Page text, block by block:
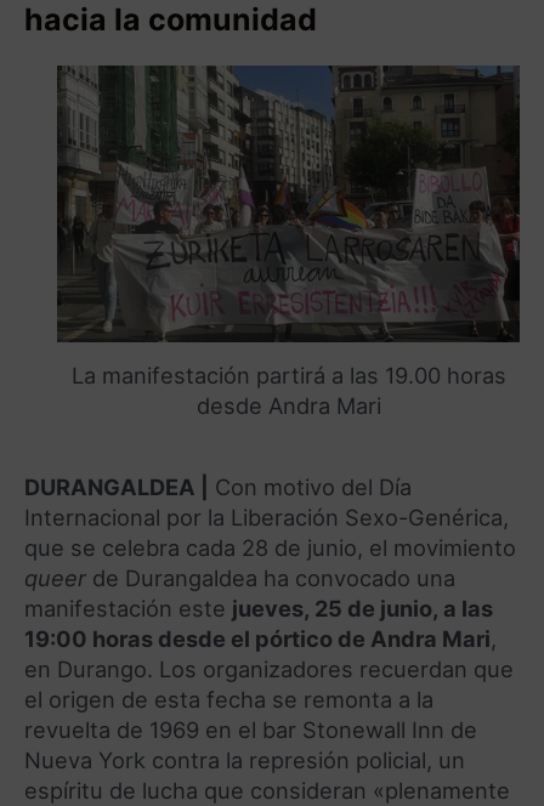
hacia la comunidad
La manifestación partirá a las 19.00 horas
desde Andra Mari
DURANGALDEA |
Con motivo del Día
Internacional por la Liberación Sexo-Genérica,
que se celebra cada 28 de junio, el movimiento
queer de Durangaldea ha convocado una
manifestación este jueves, 25 de junio, a las
19:00 horas desde el pórtico de Andra Mari,
en Durango. Los organizadores recuerdan que
el origen de esta fecha se remonta a la
revuelta de 1969 en el bar Stonewall Inn de
Nueva York contra la represión policial, un
espíritu de lucha que consideran «plenamente